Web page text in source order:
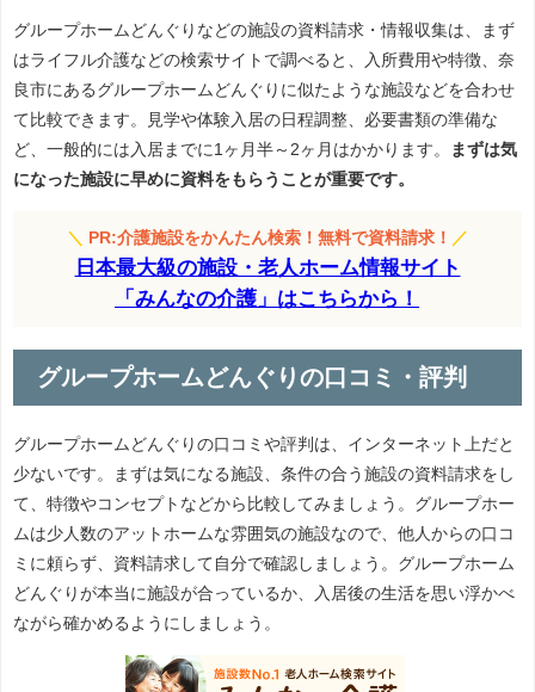
グループホームどんぐりなどの施設の資料請求・情報収集は、まず
はライフル介護などの検索サイトで調べると、入所費用や特徴、奈
良市にあるグループホームどんぐりに似たような施設などを合わせ
て比較できます。見学や体験入居の日程調整、必要書類の準備な
ど、一般的には入居までに1ヶ月半～2ヶ月はかかります。
まずは気
になった施設に早めに資料をもらうことが重要です。
＼ PR:介護施設をかんたん検索！無料で資料請求！ ／
日本最大級の施設・老人ホーム情報サイト
「みんなの介護」はこちらから！
グループホームどんぐりの口コミ・評判
グループホームどんぐりの口コミや評判は、インターネット上だと
少ないです。まずは気になる施設、条件の合う施設の資料請求をし
て、特徴やコンセプトなどから比較してみましょう。グループホー
ムは少人数のアットホームな雰囲気の施設なので、他人からの口コ
ミに頼らず、資料請求して自分で確認しましょう。グループホーム
どんぐりが本当に施設が合っているか、入居後の生活を思い浮かべ
ながら確かめるようにしましょう。